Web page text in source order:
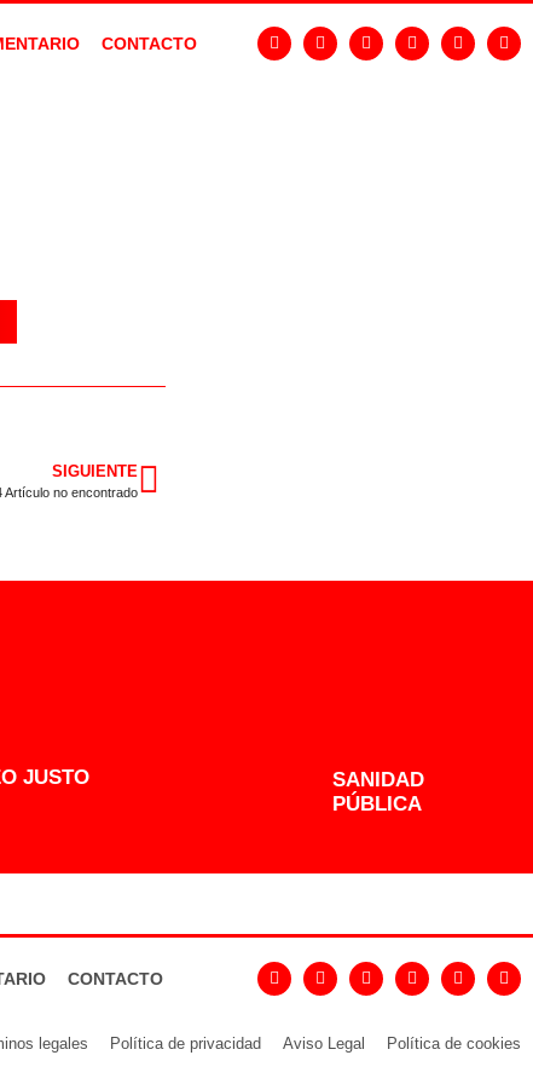
CONTACTO
SIGUIENTE
Artículo no encontrado
JUSTO
SANIDAD
PÚBLICA
CONTACTO
legales Política de privacidad Aviso Legal Política de cookies